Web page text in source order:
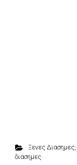
Ξενες Διασημες,
διασημες